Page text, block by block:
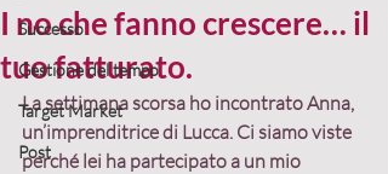
Successo
Gestione del tempo
Target Market
Post
I no che fanno crescere… il
tuo fatturato.
La settimana scorsa ho incontrato Anna,
un’imprenditrice di Lucca. Ci siamo viste
perché lei ha partecipato a un mio